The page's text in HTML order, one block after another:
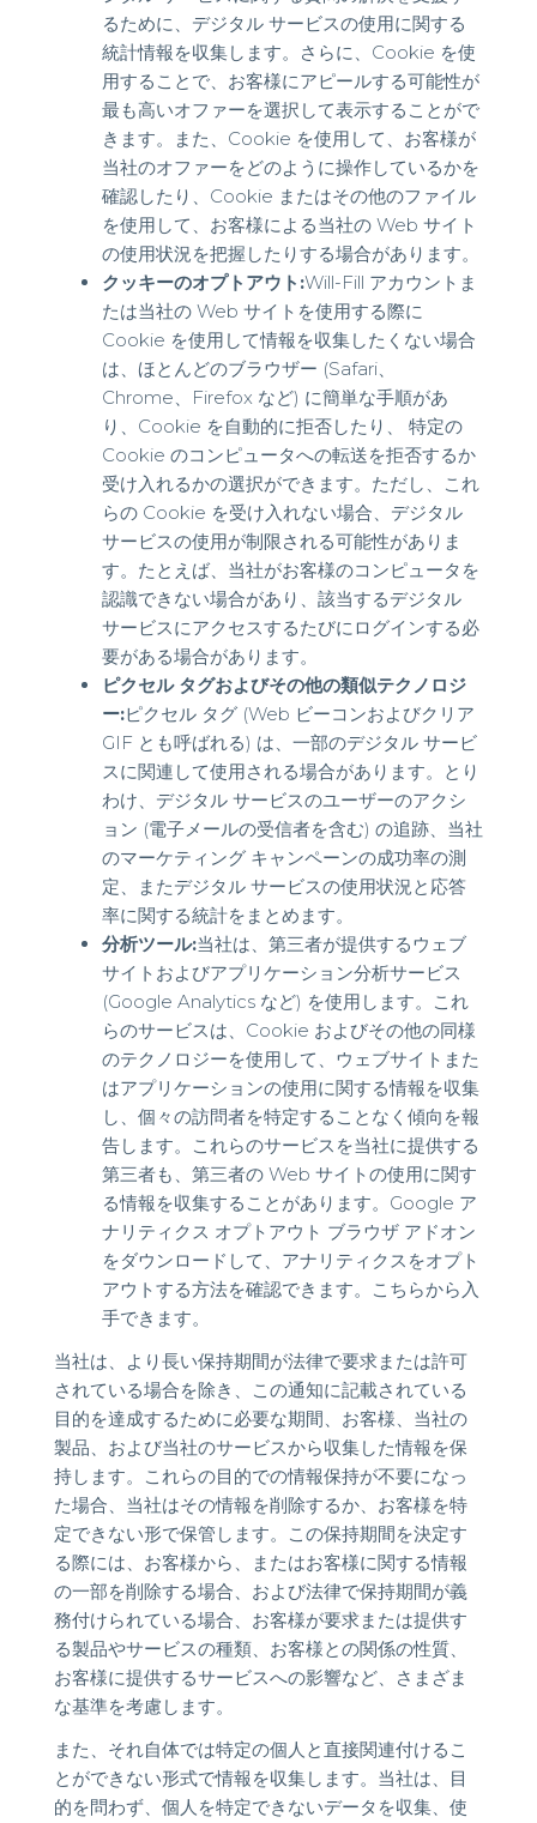
るために、デジタル サービスの使用に関する
統計情報を収集します。さらに、Cookie を使
用することで、お客様にアピールする可能性が
最も高いオファーを選択して表示することがで
きます。また、Cookie を使用して、お客様が
当社のオファーをどのように操作しているかを
確認したり、Cookie またはその他のファイル
を使用して、お客様による当社の Web サイト
の使用状況を把握したりする場合があります。
クッキーのオプトアウト:Will-Fill アカウントま
たは当社の Web サイトを使用する際に
Cookie を使用して情報を収集したくない場合
は、ほとんどのブラウザー (Safari、
Chrome、Firefox など) に簡単な手順があ
り、Cookie を自動的に拒否したり、 特定の
Cookie のコンピュータへの転送を拒否するか
受け入れるかの選択ができます。ただし、これ
らの Cookie を受け入れない場合、デジタル
サービスの使用が制限される可能性がありま
す。たとえば、当社がお客様のコンピュータを
認識できない場合があり、該当するデジタル
サービスにアクセスするたびにログインする必
要がある場合があります。
ピクセル タグおよびその他の類似テクノロジ
ー:ピクセル タグ (Web ビーコンおよびクリア
GIF とも呼ばれる) は、一部のデジタル サービ
スに関連して使用される場合があります。とり
わけ、デジタル サービスのユーザーのアクシ
ョン (電子メールの受信者を含む) の追跡、当社
のマーケティング キャンペーンの成功率の測
定、またデジタル サービスの使用状況と応答
率に関する統計をまとめます。
分析ツール:当社は、第三者が提供するウェブ
サイトおよびアプリケーション分析サービス
(Google Analytics など) を使用します。これ
らのサービスは、Cookie およびその他の同様
のテクノロジーを使用して、ウェブサイトまた
はアプリケーションの使用に関する情報を収集
し、個々の訪問者を特定することなく傾向を報
告します。これらのサービスを当社に提供する
第三者も、第三者の Web サイトの使用に関す
る情報を収集することがあります。Google ア
ナリティクス オプトアウト ブラウザ アドオン
をダウンロードして、アナリティクスをオプト
アウトする方法を確認できます。こちらから入
手できます。
当社は、より長い保持期間が法律で要求または許可
されている場合を除き、この通知に記載されている
目的を達成するために必要な期間、お客様、当社の
製品、および当社のサービスから収集した情報を保
持します。これらの目的での情報保持が不要になっ
た場合、当社はその情報を削除するか、お客様を特
定できない形で保管します。この保持期間を決定す
る際には、お客様から、またはお客様に関する情報
の一部を削除する場合、および法律で保持期間が義
務付けられている場合、お客様が要求または提供す
る製品やサービスの種類、お客様との関係の性質、
お客様に提供するサービスへの影響など、さまざま
な基準を考慮します。
また、それ自体では特定の個人と直接関連付けるこ
とができない形式で情報を収集します。当社は、目
的を問わず、個人を特定できないデータを収集、使